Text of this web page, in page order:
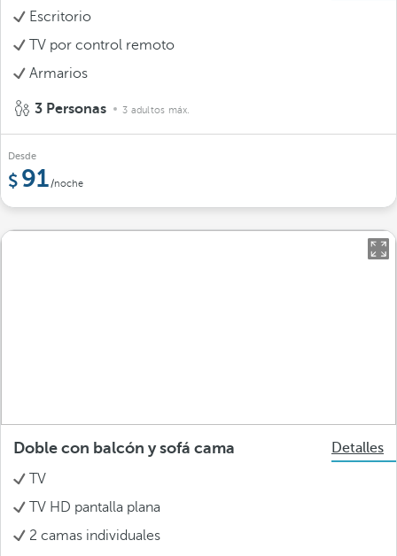
Escritorio
TV por control remoto
Armarios
3 Personas 3 adultos máx.
Desde
91/noche
Doble con balcón y sofá cama
Detalles
TV
TV HD pantalla plana
2 camas individuales